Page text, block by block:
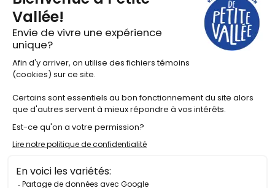
Lien vers Facebook
Lien vers Instagram
Lien vers Twitter X
Lien vers Youtube
Lien vers Linkedin
Programmation
Séjours
Inscription
Camp chanson